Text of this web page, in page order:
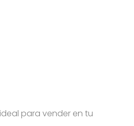
para vender en tu